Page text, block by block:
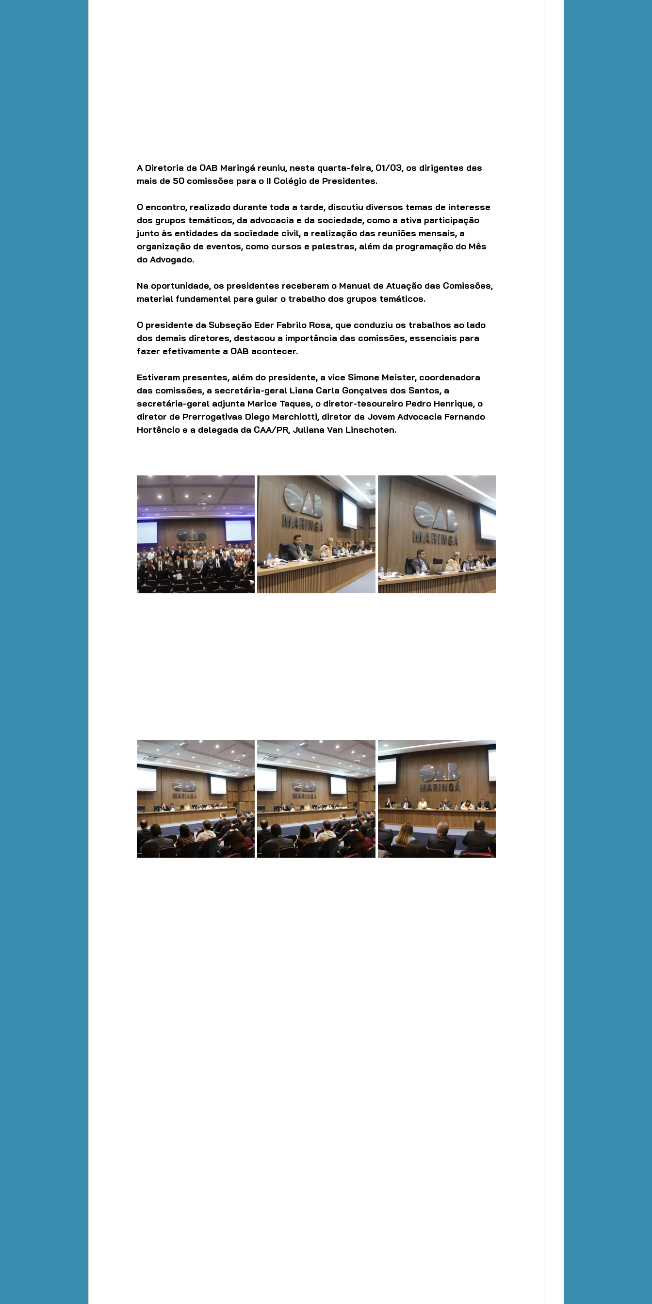
A Diretoria da OAB Maringá reuniu, nesta quarta-feira, 01/03, os dirigentes das
mais de 50 comissões para o II Colégio de Presidentes.
O encontro, realizado durante toda a tarde, discutiu diversos temas de interesse
dos grupos temáticos, da advocacia e da sociedade, como a ativa participação
junto às entidades da sociedade civil, a realização das reuniões mensais, a
organização de eventos, como cursos e palestras, além da programação do Mês
do Advogado.
Na oportunidade, os presidentes receberam o Manual de Atuação das Comissões,
material fundamental para guiar o trabalho dos grupos temáticos.
O presidente da Subseção Eder Fabrilo Rosa, que conduziu os trabalhos ao lado
dos demais diretores, destacou a importância das comissões, essenciais para
fazer efetivamente a OAB acontecer.
Estiveram presentes, além do presidente, a vice Simone Meister, coordenadora
das comissões, a secretária-geral Liana Carla Gonçalves dos Santos, a
secretária-geral adjunta Marice Taques, o diretor-tesoureiro Pedro Henrique, o
diretor de Prerrogativas Diego Marchiotti, diretor da Jovem Advocacia Fernando
Hortêncio e a delegada da CAA/PR, Juliana Van Linschoten.